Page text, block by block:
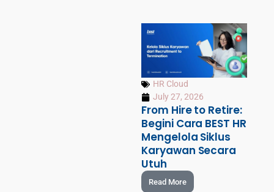
HR Cloud
July 27, 2026
From Hire to Retire:
Begini Cara BEST HR
Mengelola Siklus
Karyawan Secara
Utuh
Read More